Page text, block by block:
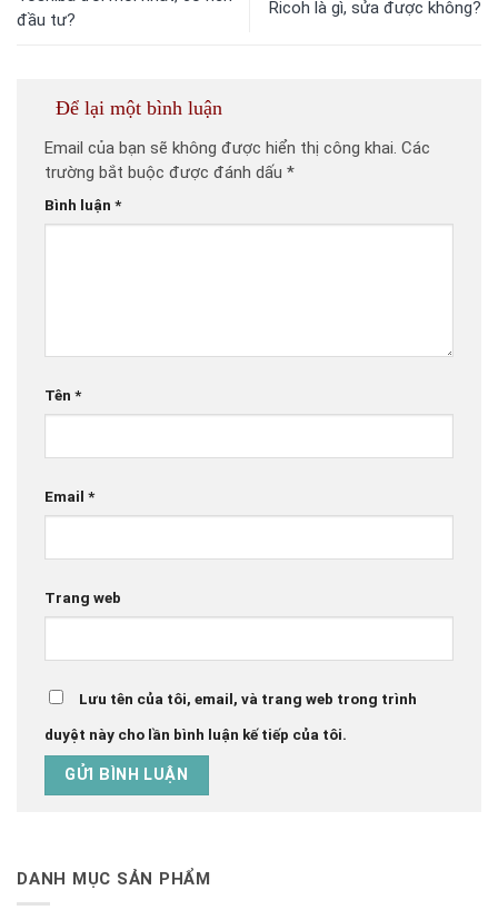
đầu tư?
Ricoh là gì, sửa được không?
Để lại một bình luận
Email của bạn sẽ không được hiển thị công khai. Các
trường bắt buộc được đánh dấu *
Bình luận *
Tên *
Email *
Trang web
Lưu tên của tôi, email, và trang web trong trình
duyệt này cho lần bình luận kế tiếp của tôi.
DANH MỤC SẢN PHẨM